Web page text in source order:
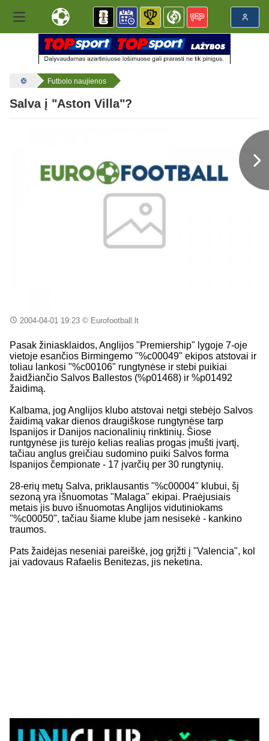
Futbolo naujienos
Salva į "Aston Villa"?
2004-04-01 19:23© Eurofootball.lt
Pasak žiniasklaidos, Anglijos "Premiership" lygoje 7-oje
vietoje esančios Birmingemo "%c00049" ekipos atstovai ir
toliau lankosi "%c00106" rungtynėse ir stebi puikiai
žaidžiančio Salvos Ballestos (%p01468) ir %p01492
žaidimą.
Kalbama, jog Anglijos klubo atstovai netgi stebėjo Salvos
žaidimą vakar dienos draugiškose rungtynėse tarp
Ispanijos ir Danijos nacionalinių rinktinių. Šiose
runtgynėse jis turėjo kelias realias progas įmušti įvartį,
tačiau anglus greičiau sudomino puiki Salvos forma
Ispanijos čempionate - 17 įvarčių per 30 rungtynių.
28-erių metų Salva, priklausantis "%c00004" klubui, šį
sezoną yra išnuomotas "Malaga" ekipai. Praėjusiais
metais jis buvo išnuomotas Anglijos vidutiniokams
"%c00050", tačiau šiame klube jam nesisekė - kankino
traumos.
Pats žaidėjas neseniai pareiškė, jog grįžti į "Valencia", kol
jai vadovaus Rafaelis Benitezas, jis neketina.